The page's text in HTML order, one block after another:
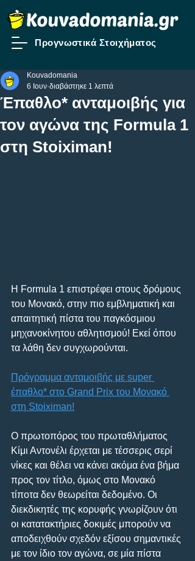
Προγνωστικά Στοιχήματος
Έπαθλο* ανταμοιβής για
τον αγώνα της Formula 1
στη Stoiximan!
Kouvadomania
6 Ιουν διαβάστηκε 1 λεπτά
Η Formula 1 επιστρέφει στους δρόμους
του Μονακό, στην πιο εμβληματική και
απαιτητική πίστα του παγκόσμιου
μηχανοκίνητου αθλητισμού! Εκεί όπου
τα λάθη δεν συγχωρούνται.
Πρόγραμμα ανταμοιβής με super
έπαθλο* στo Grand Prix του Μονακό
στη Stoiximan!
Ο πρωτοπόρος του πρωταθλήματος
Κίμι Αντονέλι έρχεται με τέσσερις σερί
νίκες και θέλει να κάνει ακόμα ένα βήμα
προς τον τίτλο, όμως στο Μονακό
τίποτα δεν θεωρείται δεδομένο. Οι
διεκδικητές της κορυφής γνωρίζουν ότι
οι κατατακτήριες δοκιμές μπορούν να
αποδειχθούν σχεδόν εξίσου σημαντικές
με τον ίδιο τον αγώνα, σε μία πίστα